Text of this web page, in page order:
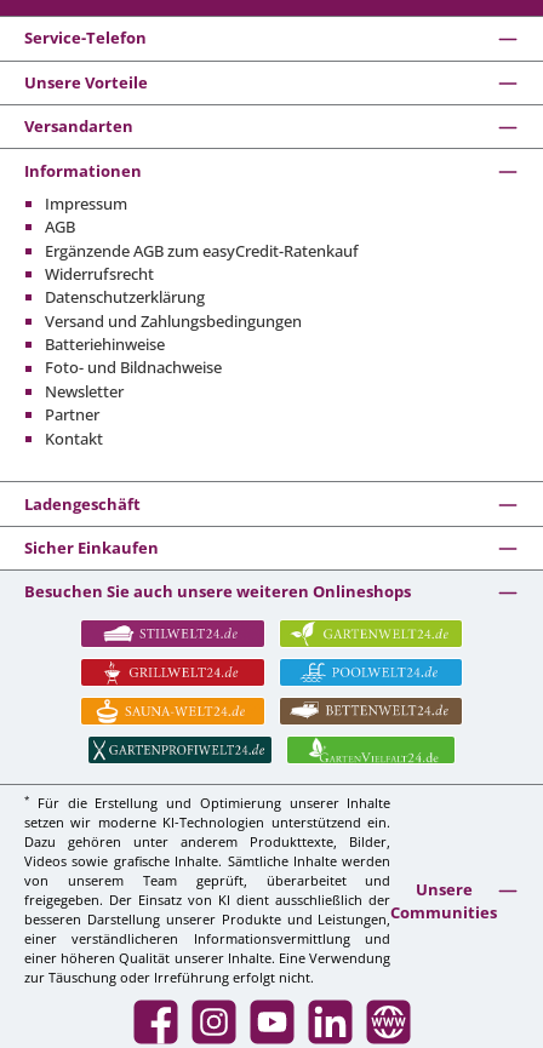
Service-Telefon
Unsere Vorteile
Versandarten
Informationen
Impressum
AGB
Ergänzende AGB zum easyCredit-Ratenkauf
Widerrufsrecht
Datenschutzerklärung
Versand und Zahlungsbedingungen
Batteriehinweise
Foto- und Bildnachweise
Newsletter
Partner
Kontakt
Ladengeschäft
Sicher Einkaufen
Besuchen Sie auch unsere weiteren Onlineshops
*
Für die Erstellung und Optimierung unserer Inhalte
setzen wir moderne KI-Technologien unterstützend ein.
Dazu gehören unter anderem Produkttexte, Bilder,
Videos sowie grafische Inhalte. Sämtliche Inhalte werden
von unserem Team geprüft, überarbeitet und
freigegeben. Der Einsatz von KI dient ausschließlich der
besseren Darstellung unserer Produkte und Leistungen,
einer verständlicheren Informationsvermittlung und
einer höheren Qualität unserer Inhalte. Eine Verwendung
zur Täuschung oder Irreführung erfolgt nicht.
Unsere
Communities
Facebook InstagramYouTube LinkedIn Website